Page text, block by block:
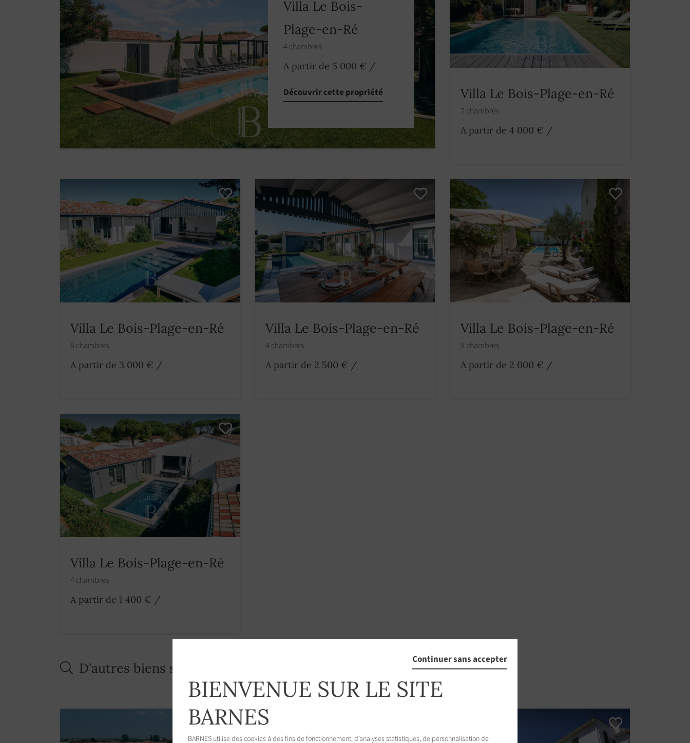
Villa Le Bois-
Plage-en-Ré
4 chambres
A partir de 5 000 € /
Découvrir cette propriété Villa Le Bois-Plage-en-Ré
7 chambres
A partir de 4 000 € /
Villa Le Bois-Plage-en-Ré
8 chambres
A partir de 3 000 € /
Villa Le Bois-Plage-en-Ré
4 chambres
A partir de 2 500 € /
Villa Le Bois-Plage-en-Ré
5 chambres
A partir de 2 000 € /
Villa Le Bois-Plage-en-Ré
4 chambres
A partir de 1 400 € /
D'autres biens similaires
Continuer sans accepter
BIENVENUE SUR LE SITE
BARNES
BARNES utilise des cookies à des fins de fonctionnement, d’analyses statistiques, de personnalisation de